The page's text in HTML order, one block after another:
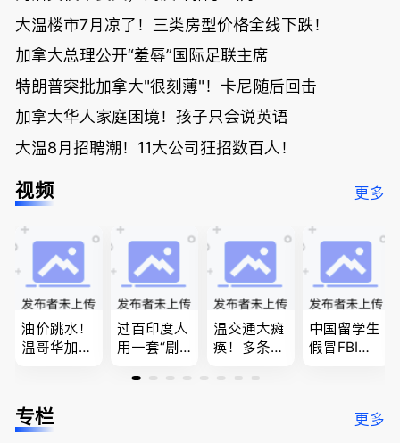
大温楼市7月凉了！三类房型价格全线下跌！
加拿大总理公开“羞辱”国际足联主席
特朗普突批加拿大"很刻薄"！卡尼随后回击
加拿大华人家庭困境！孩子只会说英语
大温8月招聘潮！11大公司狂招数百人！
视频 更多
油价跳水！
温哥华加油
低；免费狂
送50万磅蔬
过百印度人
用一套“剧
官：太假
温交通大瘫
痪！多条主
底；做顿饭
中国留学生
假冒FBI上
夫妻住进殡
专栏 更多